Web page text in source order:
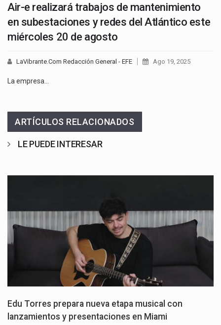
Air-e realizará trabajos de mantenimiento
en subestaciones y redes del Atlántico este
miércoles 20 de agosto
LaVibrante.Com Redacción General - EFE Ago 19, 2025
La empresa…
ARTÍCULOS RELACIONADOS
LE PUEDE INTERESAR
Edu Torres prepara nueva etapa musical con
lanzamientos y presentaciones en Miami